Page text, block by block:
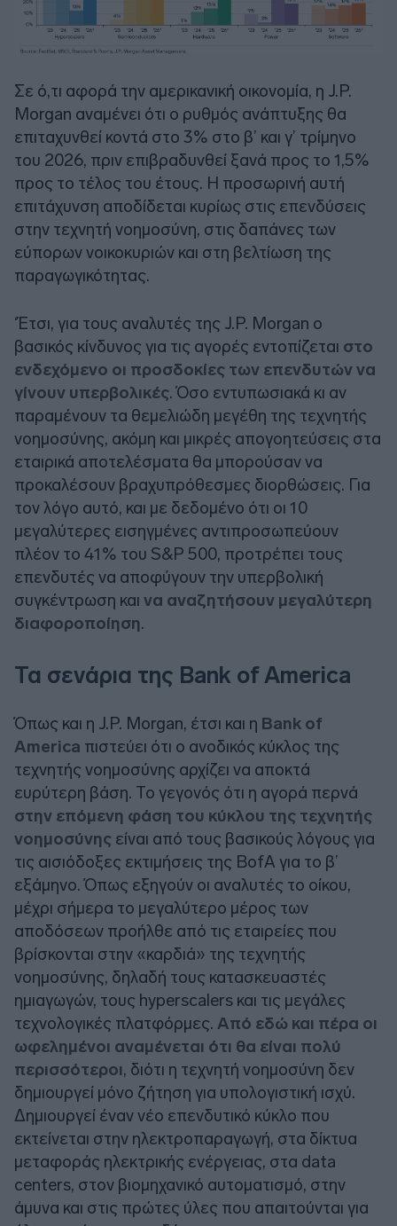
Σε ό,τι αφορά την αμερικανική οικονομία, η J.P.
Morgan αναμένει ότι ο ρυθμός ανάπτυξης θα
επιταχυνθεί κοντά στο 3% στο β’ και γ’ τρίμηνο
του 2026, πριν επιβραδυνθεί ξανά προς το 1,5%
προς το τέλος του έτους. Η προσωρινή αυτή
επιτάχυνση αποδίδεται κυρίως στις επενδύσεις
στην τεχνητή νοημοσύνη, στις δαπάνες των
εύπορων νοικοκυριών και στη βελτίωση της
παραγωγικότητας.
‘Έτσι, για τους αναλυτές της J.P. Morgan ο
βασικός κίνδυνος για τις αγορές εντοπίζεται στο
ενδεχόμενο οι προσδοκίες των επενδυτών να
γίνουν υπερβολικές. Όσο εντυπωσιακά κι αν
παραμένουν τα θεμελιώδη μεγέθη της τεχνητής
νοημοσύνης, ακόμη και μικρές απογοητεύσεις στα
εταιρικά αποτελέσματα θα μπορούσαν να
προκαλέσουν βραχυπρόθεσμες διορθώσεις. Για
τον λόγο αυτό, και με δεδομένο ότι οι 10
μεγαλύτερες εισηγμένες αντιπροσωπεύουν
πλέον το 41% του S&P 500, προτρέπει τους
επενδυτές να αποφύγουν την υπερβολική
συγκέντρωση και να αναζητήσουν μεγαλύτερη
διαφοροποίηση.
Τα σενάρια της Bank of America
Όπως και η J.P. Morgan, έτσι και η Bank of
America πιστεύει ότι ο ανοδικός κύκλος της
τεχνητής νοημοσύνης αρχίζει να αποκτά
ευρύτερη βάση. Το γεγονός ότι η αγορά περνά
στην επόμενη φάση του κύκλου της τεχνητής
νοημοσύνης είναι από τους βασικούς λόγους για
τις αισιόδοξες εκτιμήσεις της BofA για το β’
εξάμηνο. Όπως εξηγούν οι αναλυτές το οίκου,
μέχρι σήμερα το μεγαλύτερο μέρος των
αποδόσεων προήλθε από τις εταιρείες που
βρίσκονται στην «καρδιά» της τεχνητής
νοημοσύνης, δηλαδή τους κατασκευαστές
ημιαγωγών, τους hyperscalers και τις μεγάλες
τεχνολογικές πλατφόρμες. Από εδώ και πέρα οι
ωφελημένοι αναμένεται ότι θα είναι πολύ
περισσότεροι, διότι η τεχνητή νοημοσύνη δεν
δημιουργεί μόνο ζήτηση για υπολογιστική ισχύ.
Δημιουργεί έναν νέο επενδυτικό κύκλο που
εκτείνεται στην ηλεκτροπαραγωγή, στα δίκτυα
μεταφοράς ηλεκτρικής ενέργειας, στα data
centers, στον βιομηχανικό αυτοματισμό, στην
άμυνα και στις πρώτες ύλες που απαιτούνται για